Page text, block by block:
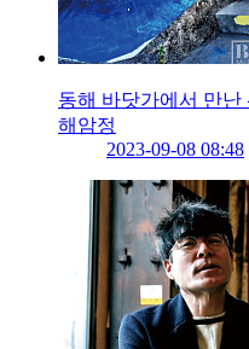
동해 바닷가에서 만
해암정
2023-09-08 08:48